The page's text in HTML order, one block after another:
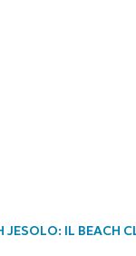
JESOLO: IL BEACH